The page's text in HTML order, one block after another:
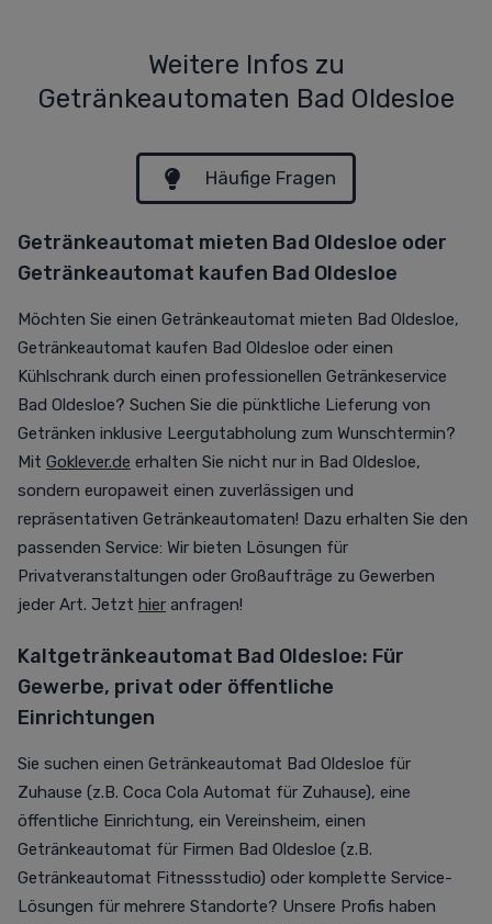
Weitere Infos zu
Getränkeautomaten Bad Oldesloe
Häufige Fragen
Getränkeautomat mieten Bad Oldesloe oder
Getränkeautomat kaufen Bad Oldesloe
Möchten Sie einen Getränkeautomat mieten Bad Oldesloe,
Getränkeautomat kaufen Bad Oldesloe oder einen
Kühlschrank durch einen professionellen Getränkeservice
Bad Oldesloe? Suchen Sie die pünktliche Lieferung von
Getränken inklusive Leergutabholung zum Wunschtermin?
Mit Goklever.de erhalten Sie nicht nur in Bad Oldesloe,
sondern europaweit einen zuverlässigen und
repräsentativen Getränkeautomaten! Dazu erhalten Sie den
passenden Service: Wir bieten Lösungen für
Privatveranstaltungen oder Großaufträge zu Gewerben
jeder Art. Jetzt hier anfragen!
Kaltgetränkeautomat Bad Oldesloe: Für
Gewerbe, privat oder öffentliche
Einrichtungen
Sie suchen einen Getränkeautomat Bad Oldesloe für
Zuhause (z.B. Coca Cola Automat für Zuhause), eine
öffentliche Einrichtung, ein Vereinsheim, einen
Getränkeautomat für Firmen Bad Oldesloe (z.B.
Getränkeautomat Fitnessstudio) oder komplette Service-
Lösungen für mehrere Standorte? Unsere Profis haben